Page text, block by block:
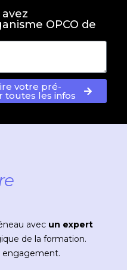
OPCO de
votre pré-
toutes les infos
avec un expert
de la formation.
engagement.